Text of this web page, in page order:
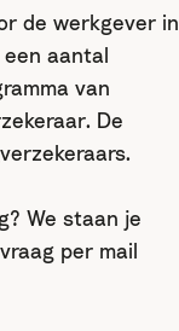
de werkgever in
aantal
van
De
We staan je
per mail